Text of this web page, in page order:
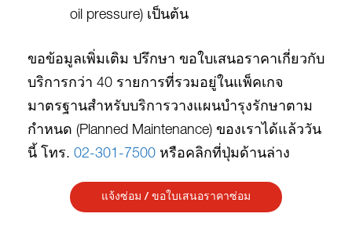
oil pressure) เป็นต้น
ขอข้อมูลเพิ่มเติม ปรึกษา ขอใบเสนอราคาเกี่ยวกับ
บริการกว่า 40 รายการที่รวมอยู่ในแพ็คเกจ
มาตรฐานสำหรับบริการวางแผนบำรุงรักษาตาม
กำหนด (Planned Maintenance) ของเราได้แล้ววัน
นี้ โทร. 02-301-7500 หรือคลิกที่ปุ่มด้านล่าง
แจ้งซ่อม / ขอใบเสนอราคาซ่อม